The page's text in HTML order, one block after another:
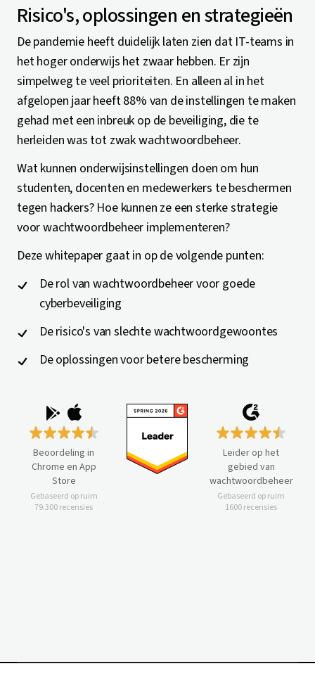
Risico's, oplossingen en strategieën
De pandemie heeft duidelijk laten zien dat IT-teams in
het hoger onderwijs het zwaar hebben. Er zijn
simpelweg te veel prioriteiten. En alleen al in het
afgelopen jaar heeft 88% van de instellingen te maken
gehad met een inbreuk op de beveiliging, die te
herleiden was tot zwak wachtwoordbeheer.
Wat kunnen onderwijsinstellingen doen om hun
studenten, docenten en medewerkers te beschermen
tegen hackers? Hoe kunnen ze een sterke strategie
voor wachtwoordbeheer implementeren?
Deze whitepaper gaat in op de volgende punten:
De rol van wachtwoordbeheer voor goede
cyberbeveiliging
De risico's van slechte wachtwoordgewoontes
De oplossingen voor betere bescherming
Beoordeling in
Chrome en App
Store
Gebaseerd op ruim
79.300 recensies
Leider op het
gebied van
wachtwoordbeheer
Gebaseerd op ruim
1600 recensies